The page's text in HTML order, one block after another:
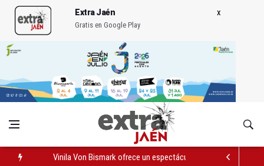
Extra Jaén
Gratis en Google Play
Vinila Von Bismark ofrece un espectáculo "rompedor" en el